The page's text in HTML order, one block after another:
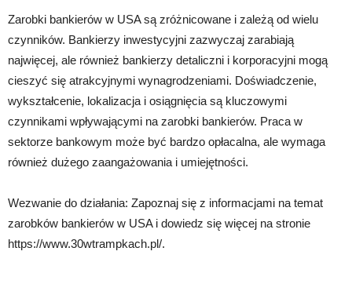
Zarobki bankierów w USA są zróżnicowane i zależą od wielu
czynników. Bankierzy inwestycyjni zazwyczaj zarabiają
najwięcej, ale również bankierzy detaliczni i korporacyjni mogą
cieszyć się atrakcyjnymi wynagrodzeniami. Doświadczenie,
wykształcenie, lokalizacja i osiągnięcia są kluczowymi
czynnikami wpływającymi na zarobki bankierów. Praca w
sektorze bankowym może być bardzo opłacalna, ale wymaga
również dużego zaangażowania i umiejętności.
Wezwanie do działania: Zapoznaj się z informacjami na temat
zarobków bankierów w USA i dowiedz się więcej na stronie
https://www.30wtrampkach.pl/.